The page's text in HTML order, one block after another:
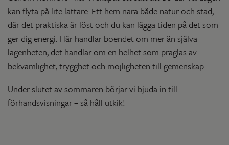
kan flyta på lite lättare. Ett hem nära både natur och stad,
där det praktiska är löst och du kan lägga tiden på det som
ger dig energi. Här handlar boendet om mer än själva
lägenheten, det handlar om en helhet som präglas av
bekvämlighet, trygghet och möjligheten till gemenskap.
Under slutet av sommaren börjar vi bjuda in till
förhandsvisningar – så håll utkik!